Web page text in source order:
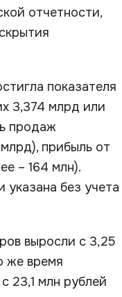
отчетности,
показателя
3,374 млрд или
продаж
прибыль от
– 164 млн).
указана без учета
выросли с 3,25
же время
23,1 млн рублей